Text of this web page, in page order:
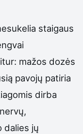
staigaus
mažos dozės
pavojų patiria
dirba
dalies jų